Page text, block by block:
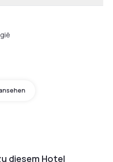
diesem Hotel